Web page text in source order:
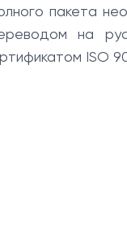
пакета
на
ISO